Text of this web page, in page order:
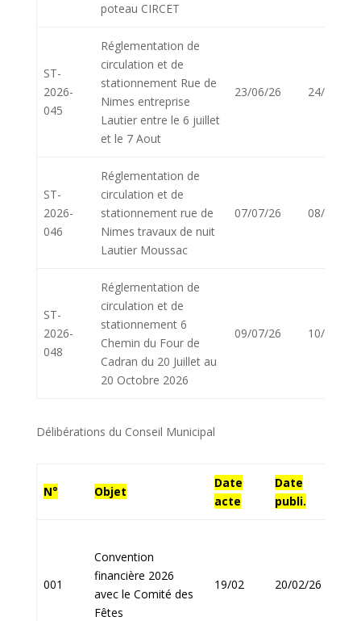
poteau CIRCET
ST-
2026-
045
Réglementation de
circulation et de
stationnement Rue de
Nimes entreprise
Lautier entre le 6 juillet
et le 7 Aout
23/06/26 24/06/26
ST-
2026-
046
Réglementation de
circulation et de
stationnement rue de
Nimes travaux de nuit
Lautier Moussac
07/07/26 08/07/26
ST-
2026-
048
Réglementation de
circulation et de
stationnement 6
Chemin du Four de
Cadran du 20 Juillet au
20 Octobre 2026
09/07/26 10/07/26
Délibérations du Conseil Municipal
N° Objet
Date
acte
Date
publi.
001
Convention
financière 2026
avec le Comité des
Fêtes
19/02 20/02/26